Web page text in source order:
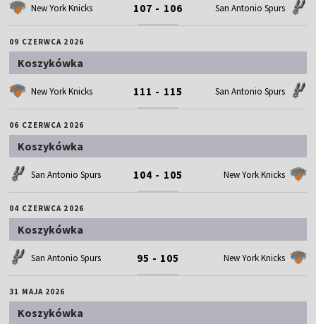
New York Knicks 107 - 106 San Antonio Spurs
09 CZERWCA 2026
Koszykówka
New York Knicks 111 - 115 San Antonio Spurs
06 CZERWCA 2026
Koszykówka
San Antonio Spurs 104 - 105 New York Knicks
04 CZERWCA 2026
Koszykówka
San Antonio Spurs 95 - 105 New York Knicks
31 MAJA 2026
Koszykówka